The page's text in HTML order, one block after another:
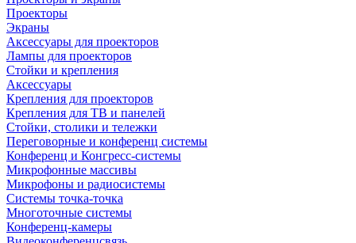
Проекторы
Экраны
Аксессуары для проекторов
Лампы для проекторов
Стойки и крепления
Аксессуары
Крепления для проекторов
Крепления для ТВ и панелей
Стойки, столики и тележки
Переговорные и конференц системы
Конференц и Конгресс-системы
Микрофонные массивы
Микрофоны и радиосистемы
Системы точка-точка
Многоточные системы
Конференц-камеры